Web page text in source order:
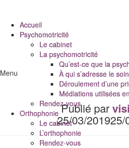
Accueil
Psychomotricité
Le cabinet
La psychomotricité
Qu’est-ce que la
À qui s’adresse le
Déroulement d’une
Médiations utilisées
Rendez-vous
Orthophonie
Le cabinet
L’orthophonie
Rendez-vous
Menu
Accueil
Psychomotricité
Le cabinet
La psychomotricité
Qu’est-ce que la
À qui s’adresse le
Déroulement d’une
Médiations utilisées
Rendez-vous
Orthophonie
Le cabinet
L’orthophonie
Rendez-vous
Publié par
25/03/201925/